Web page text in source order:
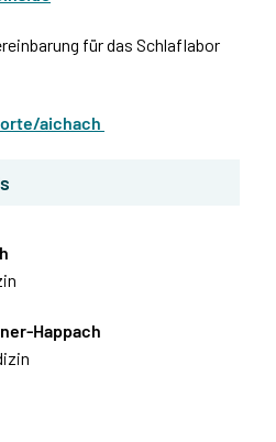
für das Schlaflabor
aichach
Happach